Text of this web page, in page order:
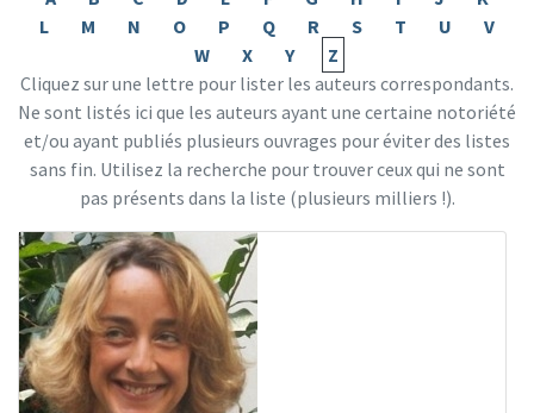
L
M N O P Q R S T U
V
W
X Y
Z
Cliquez sur une lettre pour lister les auteurs correspondants.
Ne sont listés ici que les auteurs ayant une certaine notoriété
et/ou ayant publiés plusieurs ouvrages pour éviter des listes
sans fin. Utilisez la recherche pour trouver ceux qui ne sont
pas présents dans la liste (plusieurs milliers !).